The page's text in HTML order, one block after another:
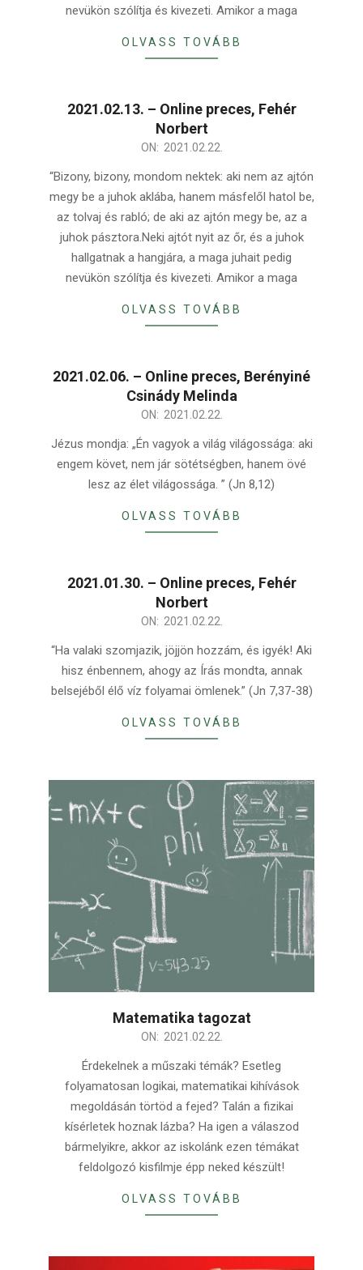
nevükön szólítja és kivezeti. Amikor a maga
OLVASS TOVÁBB
2021.02.13. – Online preces, Fehér
Norbert
02-
ON: 2021.02.22.
“Bizony, bizony, mondom nektek: aki nem az ajtón
megy be a juhok aklába, hanem másfelől hatol be,
az tolvaj és rabló; de aki az ajtón megy be, az a
juhok pásztora.Neki ajtót nyit az őr, és a juhok
hallgatnak a hangjára, a maga juhait pedig
nevükön szólítja és kivezeti. Amikor a maga
OLVASS TOVÁBB
2021.02.06. – Online preces, Berényiné
Csinády Melinda
ON: 2021.02.22.
Jézus mondja: „Én vagyok a világ világossága: aki
engem követ, nem jár sötétségben, hanem övé
lesz az élet világossága. ” (Jn 8,12)
OLVASS TOVÁBB
2021.01.30. – Online preces, Fehér
Norbert
02-
ON: 2021.02.22.
“Ha valaki szomjazik, jöjjön hozzám, és igyék! Aki
hisz énbennem, ahogy az Írás mondta, annak
belsejéből élő víz folyamai ömlenek.” (Jn 7,37-38)
OLVASS TOVÁBB
Matematika tagozat
ON: 2021.02.22.
Érdekelnek a műszaki témák? Esetleg
folyamatosan logikai, matematikai kihívások
megoldásán törtöd a fejed? Talán a fizikai
kísérletek hoznak lázba? Ha igen a válaszod
bármelyikre, akkor az iskolánk ezen témákat
feldolgozó kisfilmje épp neked készült!
OLVASS TOVÁBB